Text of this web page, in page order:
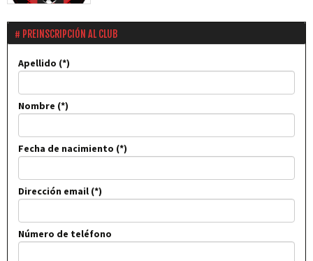
PREINSCRIPCIÓN AL CLUB
Apellido
Nombre
Fecha de nacimiento
Dirección email
Número de teléfono